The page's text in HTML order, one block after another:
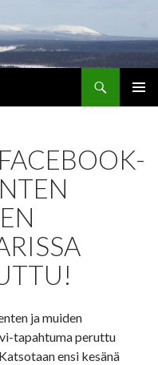
ja muiden
tapahtuma peruttu
ensi kesänä